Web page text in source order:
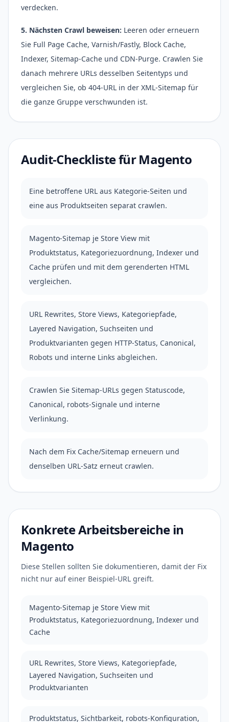
verdecken.
5. Nächsten Crawl beweisen: Leeren oder erneuern
Sie Full Page Cache, Varnish/Fastly, Block Cache,
Indexer, Sitemap-Cache und CDN-Purge. Crawlen Sie
danach mehrere URLs desselben Seitentyps und
vergleichen Sie, ob 404-URL in der XML-Sitemap für
die ganze Gruppe verschwunden ist.
Audit-Checkliste für Magento
Eine betroffene URL aus Kategorie-Seiten und
eine aus Produktseiten separat crawlen.
Magento-Sitemap je Store View mit
Produktstatus, Kategoriezuordnung, Indexer und
Cache prüfen und mit dem gerenderten HTML
vergleichen.
URL Rewrites, Store Views, Kategoriepfade,
Layered Navigation, Suchseiten und
Produktvarianten gegen HTTP-Status, Canonical,
Robots und interne Links abgleichen.
Crawlen Sie Sitemap-URLs gegen Statuscode,
Canonical, robots-Signale und interne
Verlinkung.
Nach dem Fix Cache/Sitemap erneuern und
denselben URL-Satz erneut crawlen.
Konkrete Arbeitsbereiche in
Magento
Diese Stellen sollten Sie dokumentieren, damit der Fix
nicht nur auf einer Beispiel-URL greift.
Magento-Sitemap je Store View mit
Produktstatus, Kategoriezuordnung, Indexer und
Cache
URL Rewrites, Store Views, Kategoriepfade,
Layered Navigation, Suchseiten und
Produktvarianten
Produktstatus, Sichtbarkeit, robots-Konfiguration,